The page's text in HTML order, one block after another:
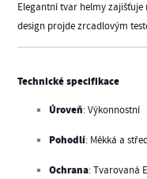
Elegantní tvar helmy
design projde zrcadlovým
Technické specifikace
Úroveň: Výkonnostní
Pohodlí: Měkká a
Ochrana: Tvarovaná